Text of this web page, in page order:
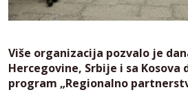
Više organizacija pozvalo je
Hercegovine, Srbije i sa Kosova
program „Regionalno